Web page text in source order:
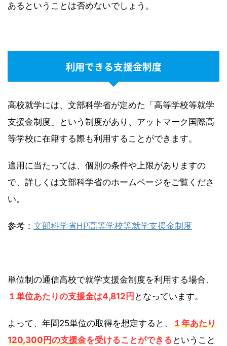
あるということは否めないでしょう。
利用できる支援金制度
高校就学には、文部科学省が定めた「高等学校等就学
支援金制度」という制度があり、アットマーク国際高
等学校に在籍する際も利用することができます。
適用に当たっては、個別の条件や上限がありますの
で、詳しくは文部科学省のホームページをご覧くださ
い。
参考： 文部科学省HP高等学校等就学支援金制度
単位制の通信高校で就学支援金制度を利用する場合、
１単位あたりの支援金は4,812円 となっています。
よって、年間25単位の取得を想定すると、 １年あたり
120,300円の支援金を受けることができる ということ